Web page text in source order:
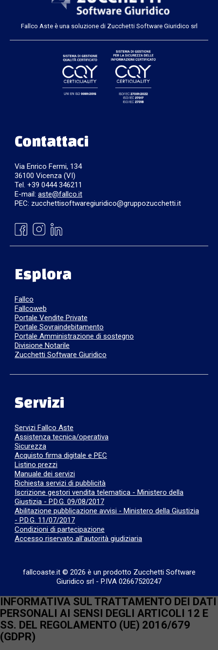
Fallco Aste è una soluzione di Zucchetti Software Giuridico srl
Contattaci
Via Enrico Fermi, 134
36100 Vicenza (VI)
Tel. +39 0444 346211
E-mail: aste@fallco.it
PEC: zucchettisoftwaregiuridico@gruppozucchetti.it
Esplora
Fallco
Fallcoweb
Portale Vendite Private
Portale Sovraindebitamento
Portale Amministrazione di sostegno
Divisione Notarile
Zucchetti Software Giuridico
Servizi
Servizi Fallco Aste
Assistenza tecnica/operativa
Sicurezza
Acquisto firma digitale e PEC
Listino prezzi
Manuale dei servizi
Richiesta servizi di pubblicità
Iscrizione gestori vendita telematica - Ministero della
Giustizia - P.D.G. 09/08/2017
Abilitazione pubblicazione avvisi - Ministero della Giustizia
- P.D.G. 11/07/2017
Condizioni di partecipazione
Accesso riservato all'autorità giudiziaria
fallcoaste.it © 2026 è un prodotto Zucchetti Software
Giuridico srl - P.IVA 02667520247
INFORMATIVA SUL TRATTAMENTO DEI DATI
PERSONALI AI SENSI DEGLI ARTICOLI 12 E
SS. DEL REGOLAMENTO (UE) 2016/679
(GDPR)